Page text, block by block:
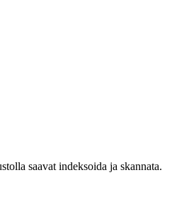
saavat indeksoida ja skannata.